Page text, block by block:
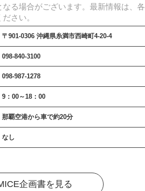
る場合がございます。最新情報は、各
さい。
〒901-0306 沖縄県糸満市西崎町4-20-4
098-840-3100
098-987-1278
9：00～18：00
那覇空港から車で約20分
なし
企画書を見る